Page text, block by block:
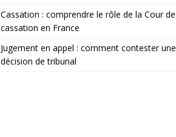
Cassation : comprendre le rôle de la Cour de
cassation en France
Jugement en appel : comment contester une
décision de tribunal